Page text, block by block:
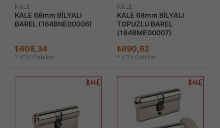
KALE
KALE 68mm BİLYALI
BAREL (164BNE00006)
₺608,34
* KDV Dahildir
KALE
KALE 68mm BİLYALI
TOPUZLU BAREL
(164BME00007)
₺690,62
* KDV Dahildir